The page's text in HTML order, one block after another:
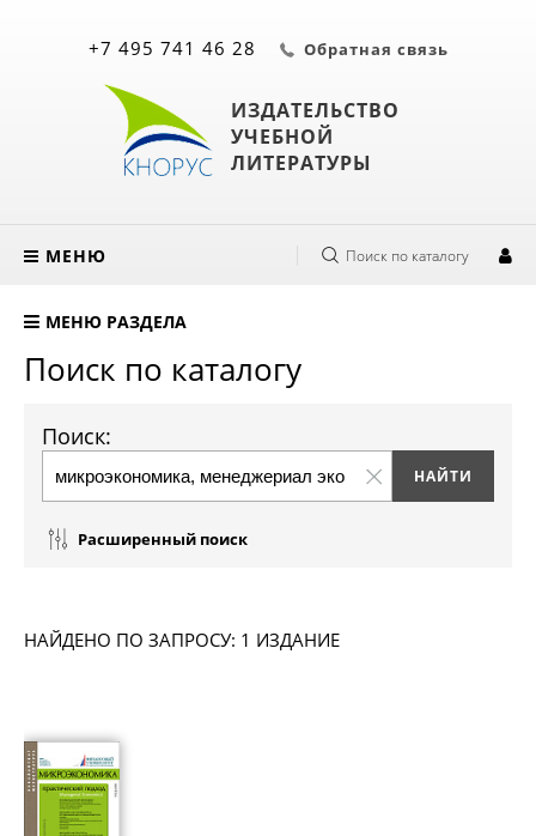
ИЗДАТЕЛЬСТВО
УЧЕБНОЙ
ЛИТЕРАТУРЫ
+7 495 741 46 28 Обратная связь
МЕНЮ Поиск по каталогу
МЕНЮ РАЗДЕЛА
Поиск по каталогу
Поиск:
Расширенный поиск
НАЙДЕНО ПО ЗАПРОСУ: 1 ИЗДАНИЕ